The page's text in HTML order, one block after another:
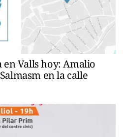
Valls hoy: Amalio
en la calle